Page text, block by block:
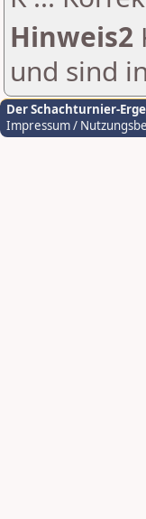
Hinweis2
und sind
Der Schachturnier-
Impressum /